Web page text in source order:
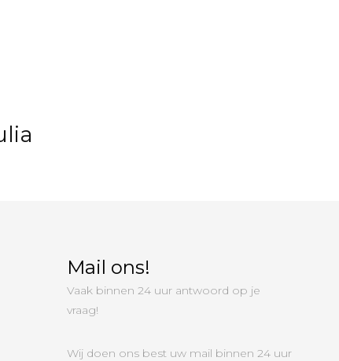
Mail ons!
Vaak binnen 24 uur antwoord op je
vraag!
Wij doen ons best uw mail binnen 24 uur